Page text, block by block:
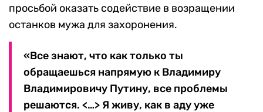
просьбой оказать содействие в возращении
останков мужа для захоронения.
«Все знают, что как только ты
обращаешься напрямую к Владимиру
Владимировичу Путину, все проблемы
решаются. <…> Я живу, как в аду уже